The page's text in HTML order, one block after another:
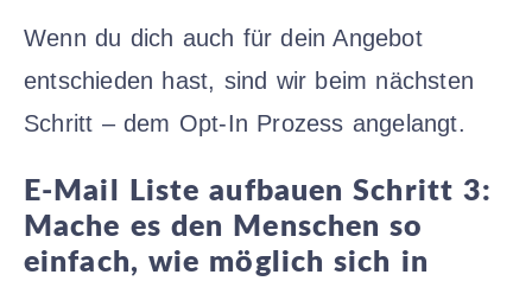
Wenn du dich auch für dein Angebot
entschieden hast, sind wir beim nächsten
Schritt – dem Opt-In Prozess angelangt.
E-Mail Liste aufbauen Schritt3:
Mache es den Menschen so
einfach, wie möglich sich in